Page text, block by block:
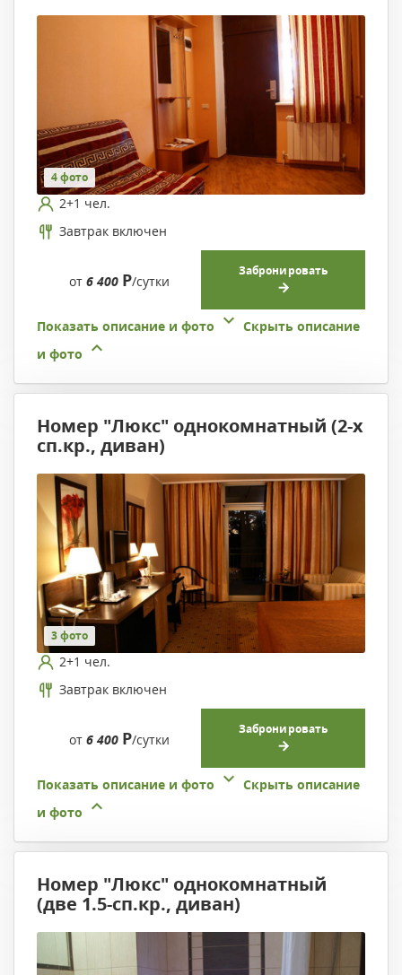
4 фото
2+1 чел.
Завтрак включен
от 6 400 Р/сутки
Забронировать
Показать описание и фото
Скрыть описание
и фото
Номер "Люкс" однокомнатный (2-х
сп.кр., диван)
3 фото
2+1 чел.
Завтрак включен
от 6 400 Р/сутки
Забронировать
Показать описание и фото
Скрыть описание
и фото
Номер "Люкс" однокомнатный
(две 1.5-сп.кр., диван)